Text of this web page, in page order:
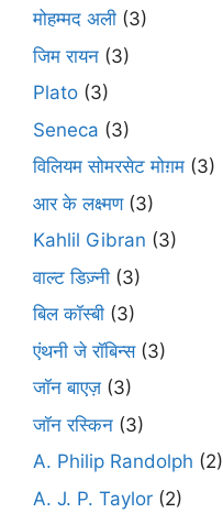
मोहम्मद अली (3)
जिम रायन (3)
Plato (3)
Seneca (3)
विलियम सोमरसेट मोग़म (3)
आर के लक्ष्मण(3)
Kahlil Gibran (3)
वाल्ट डिज़्नी (3)
बिल कॉस्बी (3)
एंथनी जे रॉबिन्स(3)
जॉन बाएज़ (3)
जॉन रस्किन (3)
A. Philip Randolph (2)
A. J. P. Taylor (2)